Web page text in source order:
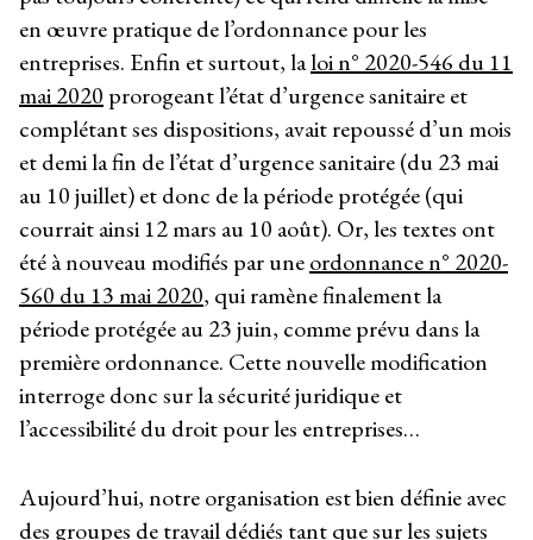
en œuvre pratique de l’ordonnance pour les
entreprises. Enfin et surtout, laloi n° 2020-546 du 11
mai 2020 prorogeant l’état d’urgence sanitaire et
complétant ses dispositions, avait repoussé d’un mois
et demi la fin de l’état d’urgence sanitaire (du 23 mai
au 10 juillet) et donc de la période protégée (qui
courrait ainsi 12 mars au 10 août). Or, les textes ont
été à nouveau modifiés par uneordonnance n° 2020-
560 du 13 mai 2020, qui ramène finalement la
période protégée au 23 juin, comme prévu dans la
première ordonnance. Cette nouvelle modification
interroge donc sur la sécurité juridique et
l’accessibilité du droit pour les entreprises…
Aujourd’hui, notre organisation est bien définie avec
des groupes de travail dédiés tant que sur les sujets